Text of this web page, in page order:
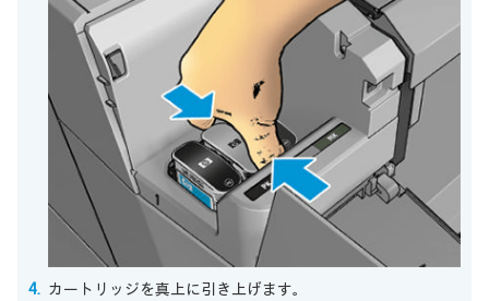
カートリッジを真上に引き上げます。